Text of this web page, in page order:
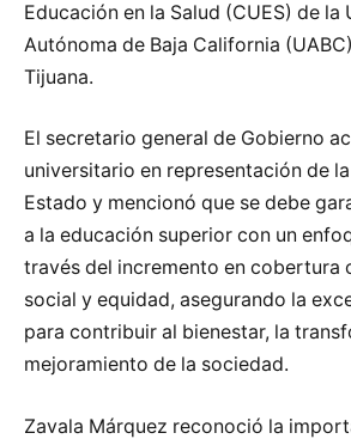
Educación en la Salud (CUES) de la
Autónoma de Baja California
Tijuana.
El secretario general de Gobierno
universitario en representación de
Estado y mencionó que se debe
a la educación superior con un
través del incremento en cobertura
social y equidad, asegurando la
para contribuir al bienestar, la
mejoramiento de la sociedad.
Zavala Márquez reconoció la